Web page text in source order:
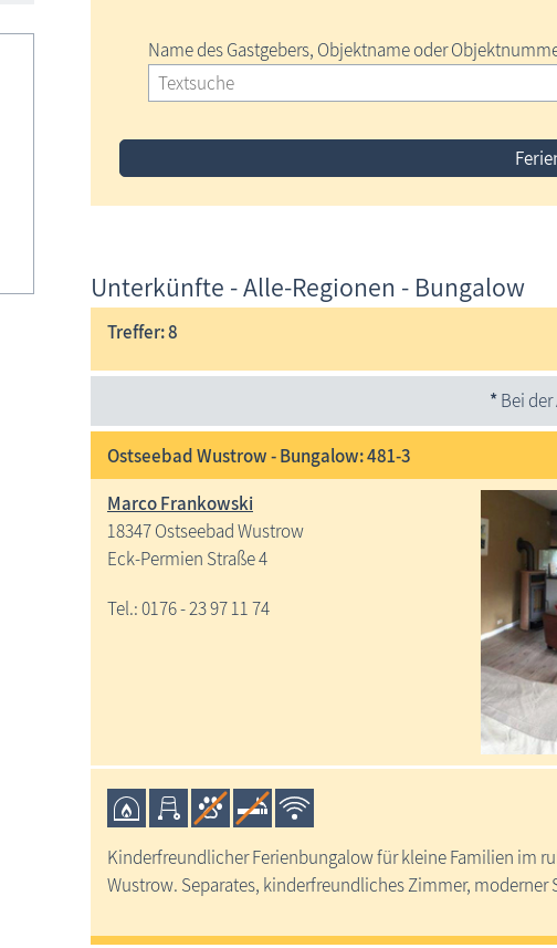
Name des Gastgebers, Objektname oder
Unterkünfte - Alle-Regionen - Bungalow
Treffer: 8
*Bei
Ostseebad Wustrow - Bungalow: 481-3
Marco Frankowski
18347 Ostseebad Wustrow
Eck-Permien Straße 4
Tel.: 0176 - 23 97 11 74
Kinderfreundlicher Ferienbungalow für kleine Familien im
Wustrow. Separates, kinderfreundliches Zimmer,